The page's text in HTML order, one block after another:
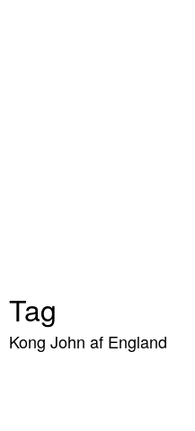
Tag
Kong John af England